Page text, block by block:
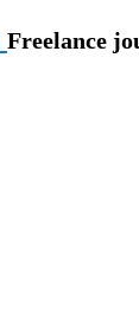
Freelance